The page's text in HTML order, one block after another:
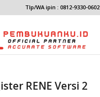
Tlp/WA ipin : 0812-9330-0602
RENE Versi 2